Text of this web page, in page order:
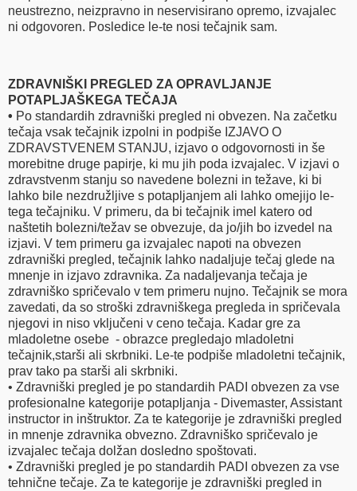
neustrezno, neizpravno in neservisirano opremo, izvajalec
ni odgovoren. Posledice le-te nosi tečajnik sam.
ZDRAVNIŠKI PREGLED ZA OPRAVLJANJE
POTAPLJAŠKEGA TEČAJA
• Po standardih zdravniški pregled ni obvezen. Na začetku
tečaja vsak tečajnik izpolni in podpiše IZJAVO O
ZDRAVSTVENEM STANJU, izjavo o odgovornosti in še
morebitne druge papirje, ki mu jih poda izvajalec. V izjavi o
zdravstvenm stanju so navedene bolezni in težave, ki bi
lahko bile nezdružljive s potapljanjem ali lahko omejijo le-
tega tečajniku. V primeru, da bi tečajnik imel katero od
naštetih bolezni/težav se obvezuje, da jo/jih bo izvedel na
izjavi. V tem primeru ga izvajalec napoti na obvezen
zdravniški pregled, tečajnik lahko nadaljuje tečaj glede na
mnenje in izjavo zdravnika. Za nadaljevanja tečaja je
zdravniško spričevalo v tem primeru nujno. Tečajnik se mora
zavedati, da so stroški zdravniškega pregleda in spričevala
njegovi in niso vključeni v ceno tečaja. Kadar gre za
mladoletne osebe - obrazce pregledajo mladoletni
tečajnik,starši ali skrbniki. Le-te podpiše mladoletni tečajnik,
prav tako pa starši ali skrbniki.
• Zdravniški pregled je po standardih PADI obvezen za vse
profesionalne kategorije potapljanja - Divemaster, Assistant
instructor in inštruktor. Za te kategorije je zdravniški pregled
in mnenje zdravnika obvezno. Zdravniško spričevalo je
izvajalec tečaja dolžan dosledno spoštovati.
• Zdravniški pregled je po standardih PADI obvezen za vse
tehnične tečaje. Za te kategorije je zdravniški pregled in